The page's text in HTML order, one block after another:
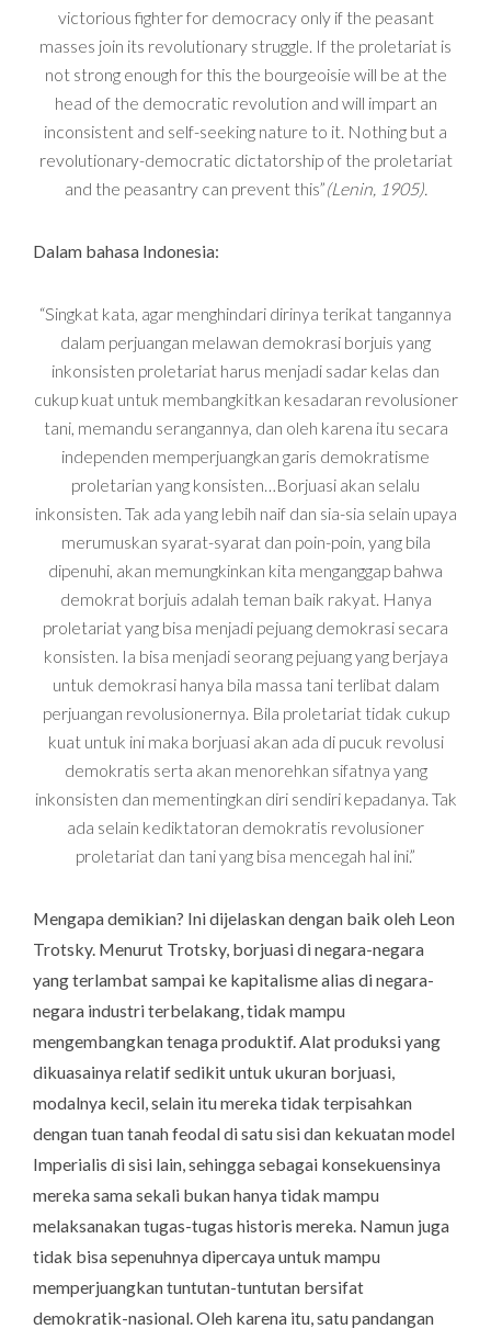
victorious fighter for democracy only if the peasant
masses join its revolutionary struggle. If the proletariat is
not strong enough for this the bourgeoisie will be at the
head of the democratic revolution and will impart an
inconsistent and self-seeking nature to it. Nothing but a
revolutionary-democratic dictatorship of the proletariat
and the peasantry can prevent this”(Lenin, 1905).
Dalam bahasa Indonesia:
“Singkat kata, agar menghindari dirinya terikat tangannya
dalam perjuangan melawan demokrasi borjuis yang
inkonsisten proletariat harus menjadi sadar kelas dan
cukup kuat untuk membangkitkan kesadaran revolusioner
tani, memandu serangannya, dan oleh karena itu secara
independen memperjuangkan garis demokratisme
proletarian yang konsisten…Borjuasi akan selalu
inkonsisten. Tak ada yang lebih naif dan sia-sia selain upaya
merumuskan syarat-syarat dan poin-poin, yang bila
dipenuhi, akan memungkinkan kita menganggap bahwa
demokrat borjuis adalah teman baik rakyat. Hanya
proletariat yang bisa menjadi pejuang demokrasi secara
konsisten. Ia bisa menjadi seorang pejuang yang berjaya
untuk demokrasi hanya bila massa tani terlibat dalam
perjuangan revolusionernya. Bila proletariat tidak cukup
kuat untuk ini maka borjuasi akan ada di pucuk revolusi
demokratis serta akan menorehkan sifatnya yang
inkonsisten dan mementingkan diri sendiri kepadanya. Tak
ada selain kediktatoran demokratis revolusioner
proletariat dan tani yang bisa mencegah hal ini.”
Mengapa demikian? Ini dijelaskan dengan baik oleh Leon
Trotsky. Menurut Trotsky, borjuasi di negara-negara
yang terlambat sampai ke kapitalisme alias di negara-
negara industri terbelakang, tidak mampu
mengembangkan tenaga produktif. Alat produksi yang
dikuasainya relatif sedikit untuk ukuran borjuasi,
modalnya kecil, selain itu mereka tidak terpisahkan
dengan tuan tanah feodal di satu sisi dan kekuatan model
Imperialis di sisi lain, sehingga sebagai konsekuensinya
mereka sama sekali bukan hanya tidak mampu
melaksanakan tugas-tugas historis mereka. Namun juga
tidak bisa sepenuhnya dipercaya untuk mampu
memperjuangkan tuntutan-tuntutan bersifat
demokratik-nasional. Oleh karena itu, satu pandangan